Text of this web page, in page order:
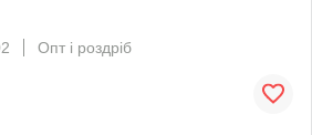
Опт і роздріб